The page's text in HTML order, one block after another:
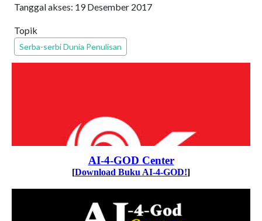
Tanggal akses: 19 Desember 2017
Topik
Serba-serbi Dunia Penulisan